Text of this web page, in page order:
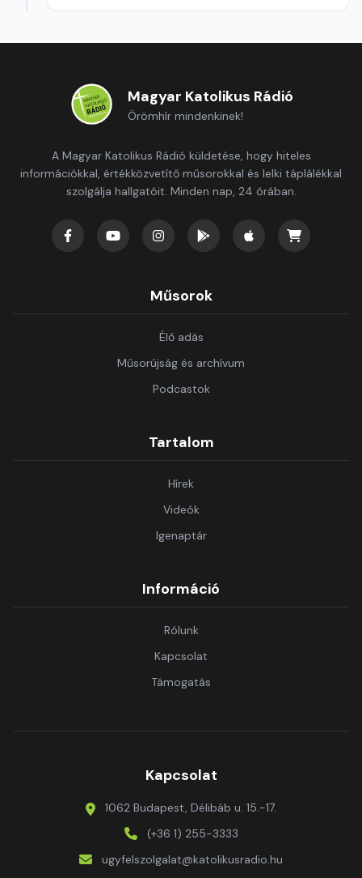
Magyar Katolikus Rádió
Örömhír mindenkinek!
A Magyar Katolikus Rádió küldetése, hogy hiteles
információkkal, értékközvetítő műsorokkal és lelki táplálékkal
szolgálja hallgatóit. Minden nap, 24 órában.
Műsorok
Élő adás
Műsorújság és archívum
Podcastok
Tartalom
Hírek
Videók
Igenaptár
Információ
Rólunk
Kapcsolat
Támogatás
Kapcsolat
1062 Budapest, Délibáb u. 15.-17.
(+36 1) 255-3333
ugyfelszolgalat@katolikusradio.hu